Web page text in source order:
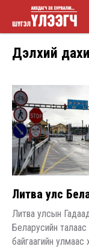
Skip
to
main
Шүгэл
үлээгч
Дэлхий
Литва улс
Литва улсын
Беларусийн
байгаагийн улмаас